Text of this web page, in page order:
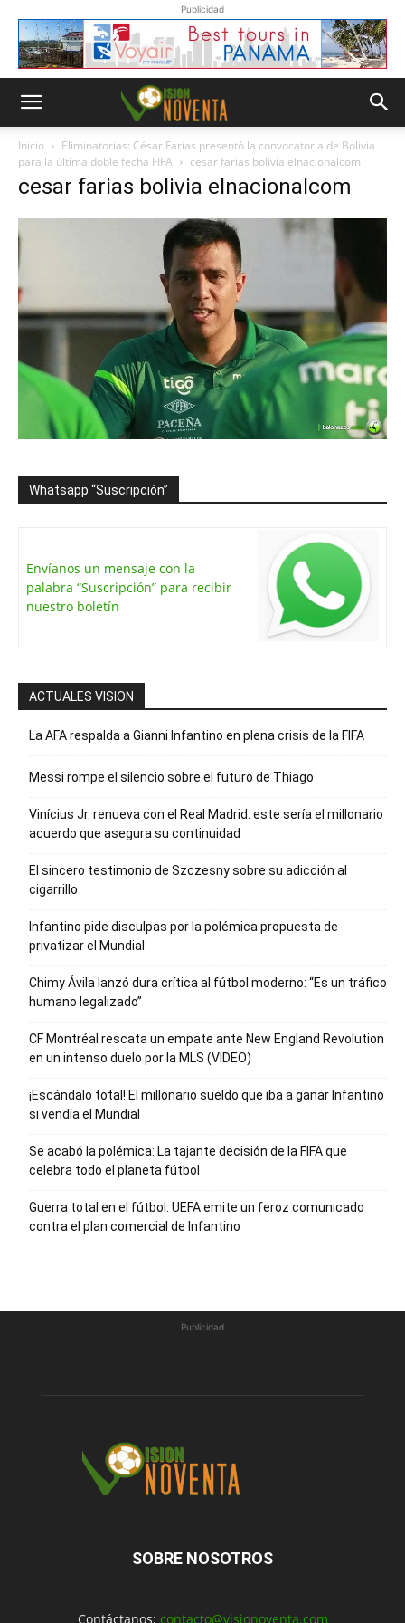
Publicidad
Inicio
Eliminatorias: César Farías presentó la convocatoria de Bolivia
para la última doble fecha FIFA
cesar farias bolivia elnacionalcom
cesar farias bolivia elnacionalcom
Whatsapp “Suscripción”
Envíanos un mensaje con la
palabra “Suscripción” para recibir
nuestro boletín
ACTUALES VISION
La AFA respalda a Gianni Infantino en plena crisis de la FIFA
Messi rompe el silencio sobre el futuro de Thiago
Vinícius Jr. renueva con el Real Madrid: este sería el millonario
acuerdo que asegura su continuidad
El sincero testimonio de Szczesny sobre su adicción al
cigarrillo
Infantino pide disculpas por la polémica propuesta de
privatizar el Mundial
Chimy Ávila lanzó dura crítica al fútbol moderno: “Es un tráfico
humano legalizado”
CF Montréal rescata un empate ante New England Revolution
en un intenso duelo por la MLS (VIDEO)
¡Escándalo total! El millonario sueldo que iba a ganar Infantino
si vendía el Mundial
Se acabó la polémica: La tajante decisión de la FIFA que
celebra todo el planeta fútbol
Guerra total en el fútbol: UEFA emite un feroz comunicado
contra el plan comercial de Infantino
Publicidad
SOBRE NOSOTROS
Contáctanos: contacto@visionoventa.com